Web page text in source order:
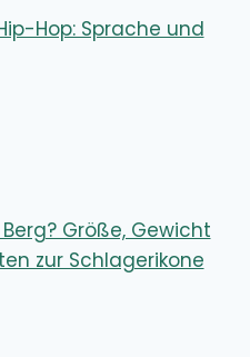
Hop: Sprache und
Größe, Gewicht
zur Schlagerikone